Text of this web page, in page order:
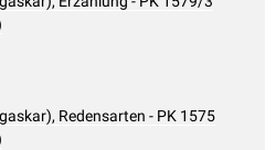
Redensarten - PK 1575